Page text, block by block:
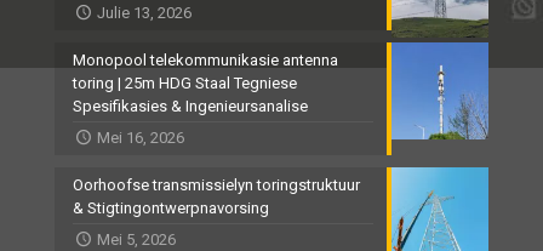
Julie 13, 2026
Monopool telekommunikasie antenna
toring | 25m HDG Staal Tegniese
Spesifikasies & Ingenieursanalise
Mei 16, 2026
Oorhoofse transmissielyn toringstruktuur
& Stigtingontwerpnavorsing
Mei 5, 2026